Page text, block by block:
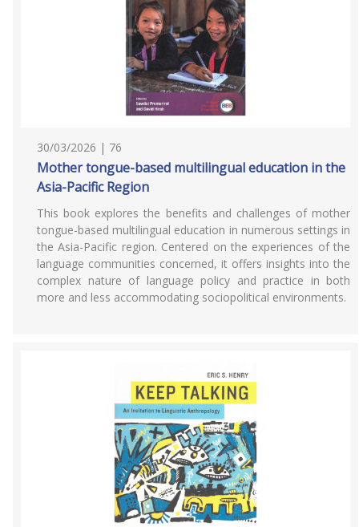
30/03/2026 | 76
Mother tongue-based multilingual education in the
Asia-Pacific Region
This book explores the benefits and challenges of mother
tongue-based multilingual education in numerous settings in
the Asia-Pacific region. Centered on the experiences of the
language communities concerned, it offers insights into the
complex nature of language policy and practice in both
more and less accommodating sociopolitical environments.